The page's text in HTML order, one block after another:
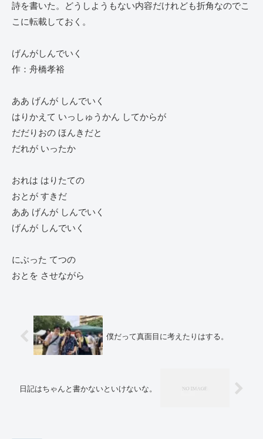
詩を書いた。どうしようもない内容だけれども折角なのでこ
こに転載しておく。
げんがしんでいく
作：舟橋孝裕
ああ げんが しんでいく
はりかえて いっしゅうかん してからが
だだりおの ほんきだと
だれが いったか
おれは はりたての
おとが すきだ
ああ げんが しんでいく
げんが しんでいく
にぶった てつの
おとを させながら
僕だって真面目に考えたりはする。
日記はちゃんと書かないといけないな。